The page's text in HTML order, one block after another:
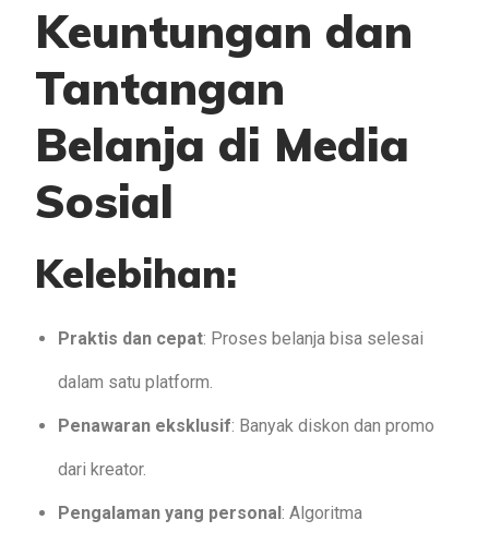
Keuntungan dan
Tantangan
Belanja di Media
Sosial
Kelebihan:
Praktis dan cepat: Proses belanja bisa selesai
dalam satu platform.
Penawaran eksklusif: Banyak diskon dan promo
dari kreator.
Pengalaman yang personal: Algoritma